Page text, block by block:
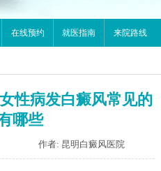
在线预约 就医指南 来院路线
性病发白癜风常见的
哪些
作者: 昆明白癜风医院